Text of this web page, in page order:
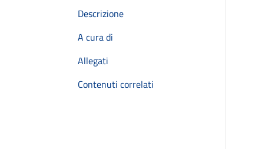
Descrizione
A cura di
Allegati
Contenuti correlati